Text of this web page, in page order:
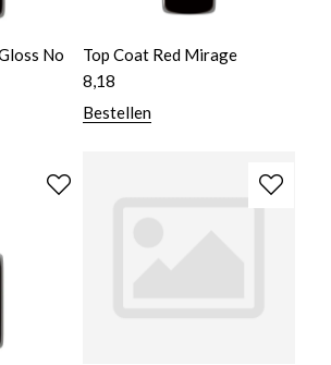
No
Top Coat Red Mirage
8,18
Bestellen